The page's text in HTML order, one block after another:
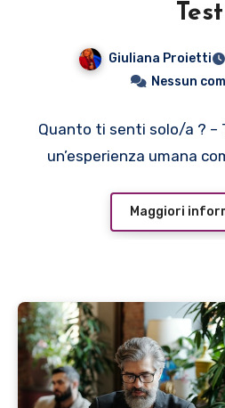
Test
Giuliana Proietti
Nessun
Quanto ti senti solo/a ? –
un’esperienza umana
Maggiori